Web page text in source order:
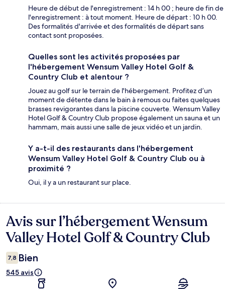
Heure de début de l'enregistrement : 14 h 00 ; heure de fin de
l'enregistrement : à tout moment. Heure de départ : 10 h 00.
Des formalités d'arrivée et des formalités de départ sans
contact sont proposées.
Quelles sont les activités proposées par
l'hébergement Wensum Valley Hotel Golf &
Country Club et alentour ?
Jouez au golf sur le terrain de l'hébergement. Profitez d’un
moment de détente dans le bain à remous ou faites quelques
brasses revigorantes dans la piscine couverte. Wensum Valley
Hotel Golf & Country Club propose également un sauna et un
hammam, mais aussi une salle de jeux vidéo et un jardin.
Y a-t-il des restaurants dans l'hébergement
Wensum Valley Hotel Golf & Country Club ou à
proximité ?
Oui, il y a un restaurant sur place.
Avis
Avis sur l’hébergement Wensum
Valley Hotel Golf & Country Club
7,8 Bien
545 avis